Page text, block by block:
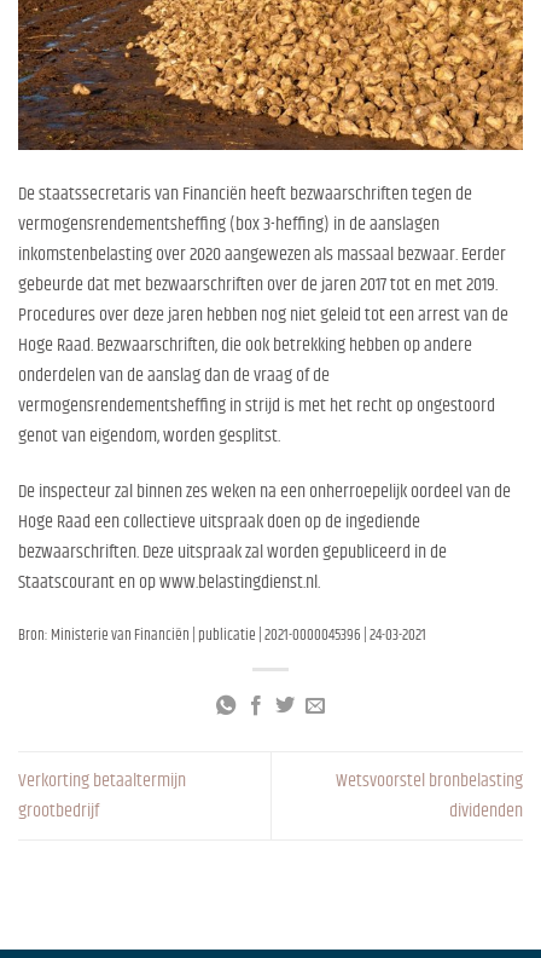
De staatssecretaris van Financiën heeft bezwaarschriften tegen de
vermogensrendementsheffing (box 3-heffing) in de aanslagen
inkomstenbelasting over 2020 aangewezen als massaal bezwaar. Eerder
gebeurde dat met bezwaarschriften over de jaren 2017 tot en met 2019.
Procedures over deze jaren hebben nog niet geleid tot een arrest van de
Hoge Raad. Bezwaarschriften, die ook betrekking hebben op andere
onderdelen van de aanslag dan de vraag of de
vermogensrendementsheffing in strijd is met het recht op ongestoord
genot van eigendom, worden gesplitst.
De inspecteur zal binnen zes weken na een onherroepelijk oordeel van de
Hoge Raad een collectieve uitspraak doen op de ingediende
bezwaarschriften. Deze uitspraak zal worden gepubliceerd in de
Staatscourant en op www.belastingdienst.nl.
Bron: Ministerie van Financiën | publicatie | 2021-0000045396 | 24-03-2021
Verkorting betaaltermijn
grootbedrijf
Wetsvoorstel bronbelasting
dividenden